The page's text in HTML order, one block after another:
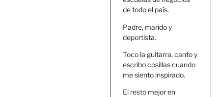
de todo el país.
Padre, marido y
deportista.
Toco la guitarra, canto y
escribo cosillas cuando
me siento inspirado.
El resto mejor en